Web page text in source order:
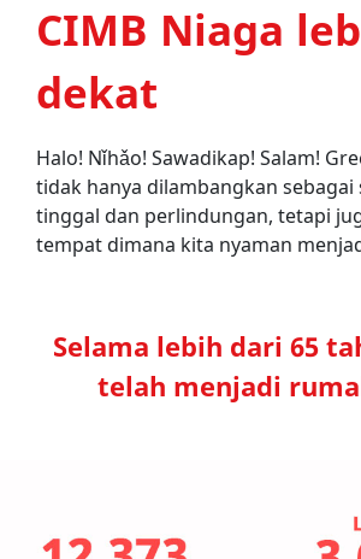
CIMB Niaga
dekat
Halo! Nǐhǎo! Sawadikap! Salam!
tidak hanya dilambangkan
tinggal dan perlindungan, tetapi
tempat dimana kita nyaman
Selama lebih dari 65
telah menjadi